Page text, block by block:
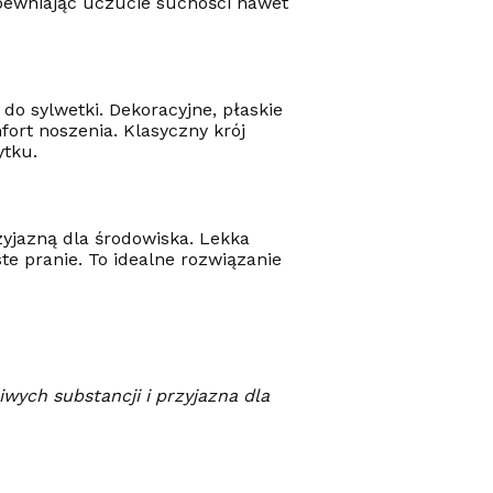
sylwetki. Dekoracyjne, płaskie
noszenia. Klasyczny krój
dla środowiska. Lekka
pranie. To idealne rozwiązanie
substancji i przyjazna dla